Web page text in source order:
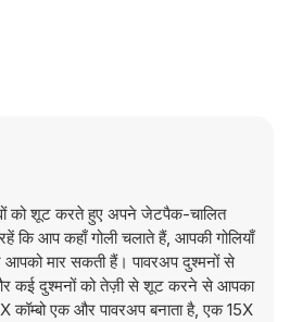
को शूट करते हुए अपने जेटपैक-चालित
कि आप कहाँ गोली चलाते हैं, आपकी गोलियाँ
मार सकती हैं। पावरअप दुश्मनों से
कई दुश्मनों को तेज़ी से शूट करने से आपका
कॉम्बो एक और पावरअप बनाता है, एक 15X